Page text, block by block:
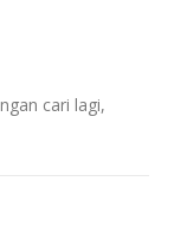
cari lagi,